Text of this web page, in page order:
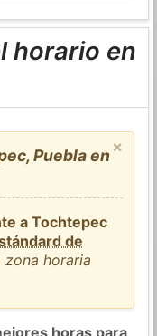
horario en
×
Puebla en
a Tochtepec
de
horaria
horas para